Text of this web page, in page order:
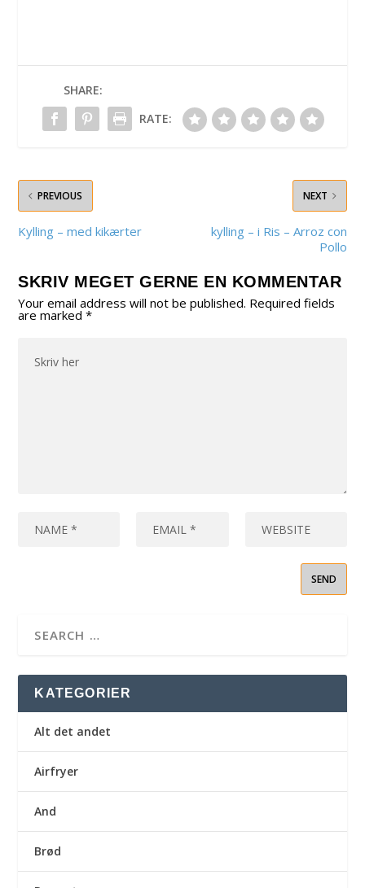
SHARE:
RATE:
PREVIOUS
Kylling – med kikærter
NEXT
kylling – i Ris – Arroz con
Pollo
SKRIV MEGET GERNE EN KOMMENTAR
Your email address will not be published. Required fields
are marked*
KATEGORIER
Alt det andet
Airfryer
And
Brød